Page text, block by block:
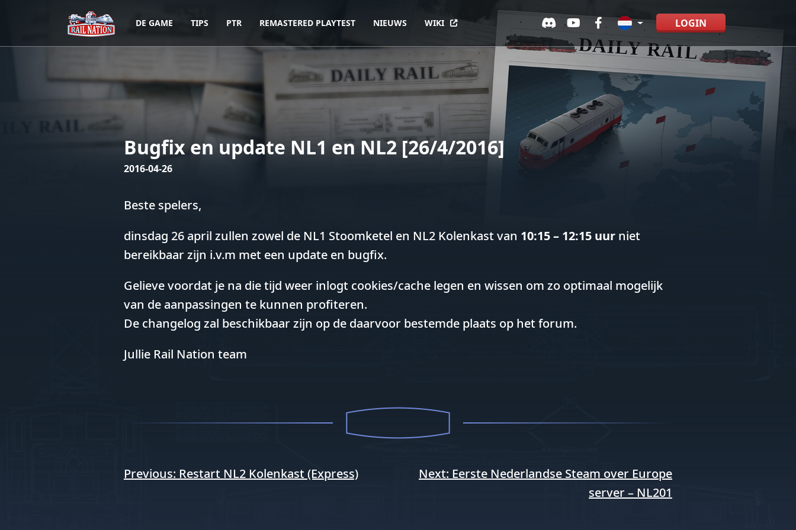
DE GAME TIPS PTR REMASTERED PLAYTEST NIEUWS WIKI LOGIN
Bugfix en update NL1 en NL2 [26/4/2016]
2016-04-26
Beste spelers,
dinsdag 26 april zullen zowel de NL1 Stoomketel en NL2 Kolenkast van 10:15 – 12:15 uur niet
bereikbaar zijn i.v.m met een update en bugfix.
Gelieve voordat je na die tijd weer inlogt cookies/cache legen en wissen om zo optimaal mogelijk
van de aanpassingen te kunnen profiteren.
De changelog zal beschikbaar zijn op de daarvoor bestemde plaats op het forum.
Jullie Rail Nation team
Bericht
Previous: Restart NL2 Kolenkast (Express) Next: Eerste Nederlandse Steam over Europe
server – NL201